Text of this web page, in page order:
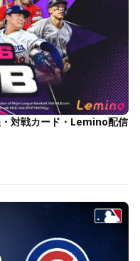
・対戦カード・Lemino配信